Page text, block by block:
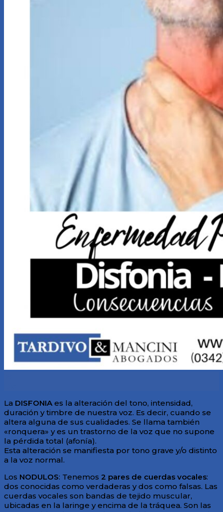
Calculadora indemnización por accidente de
Calculadora de Indemnización por despido
La DISFONIAes la alteración del tono, intensidad,
duración y timbre de nuestra voz. Es decir, cuando se
altera alguna de sus cualidades. Se llama también
«ronquera» y es un trastorno de la voz que no supone
la pérdida total (afonía).
Esta alteración se manifiesta por tono grave y/o distinto
a la voz normal.
Los NODULOS: Tenemos 2 pares de cuerdas vocales:
dos conocidas como verdaderas y dos como falsas. Las
cuerdas vocales son bandas de tejido muscular,
ubicadas en la laringe y encima de la tráquea. Son las